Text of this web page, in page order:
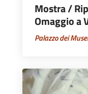
Mostra /
Omaggio a
Palazzo dei Musei